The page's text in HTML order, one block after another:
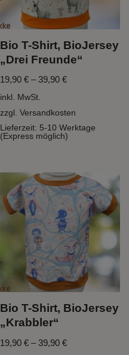
Bio T-Shirt, BioJersey
„Drei Freunde“
19,90€ –39,90€
inkl. MwSt.
zzgl.Versandkosten
Lieferzeit: 5-10 Werktage
(Express möglich)
Bio T-Shirt, BioJersey
„Krabbler“
19,90€ –39,90€